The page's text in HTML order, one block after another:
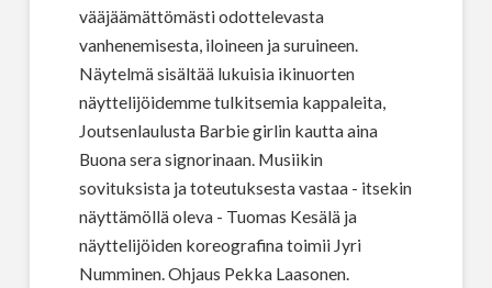
vääjäämättömästi odottelevasta
vanhenemisesta, iloineen ja suruineen.
Näytelmä sisältää lukuisia ikinuorten
näyttelijöidemme tulkitsemia kappaleita,
Joutsenlaulusta Barbie girlin kautta aina
Buona sera signorinaan. Musiikin
sovituksista ja toteutuksesta vastaa - itsekin
näyttämöllä oleva - Tuomas Kesälä ja
näyttelijöiden koreografina toimii Jyri
Numminen. Ohjaus Pekka Laasonen.